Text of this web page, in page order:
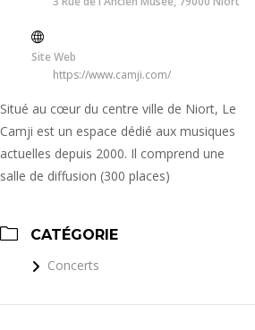
Site Web
https://www.camji.com/
Situé au cœur du centre ville de Niort, Le
Camji est un espace dédié aux musiques
actuelles depuis 2000. Il comprend une
salle de diffusion (300 places)
CATÉGORIE
Concerts